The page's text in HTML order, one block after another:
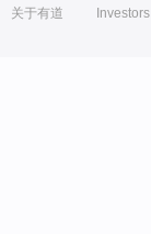
关于有道 Investors